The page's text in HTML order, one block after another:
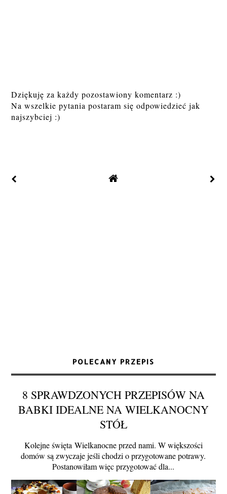
Dziękuję za każdy pozostawiony komentarz :)
Na wszelkie pytania postaram się odpowiedzieć jak
najszybciej :)
POLECANY PRZEPIS
8 SPRAWDZONYCH PRZEPISÓW NA
BABKI IDEALNE NA WIELKANOCNY
STÓŁ
Kolejne święta Wielkanocne przed nami. W większości
domów są zwyczaje jeśli chodzi o przygotowane potrawy.
Postanowiłam więc przygotować dla...